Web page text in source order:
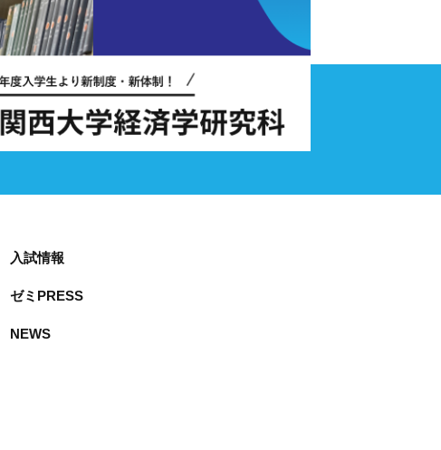
入試情報
ゼミPRESS
NEWS